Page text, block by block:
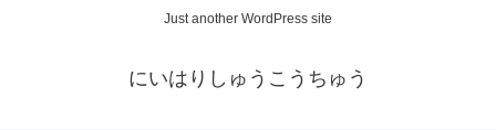
Just another WordPress site
にいはりしゅうこうちゅう